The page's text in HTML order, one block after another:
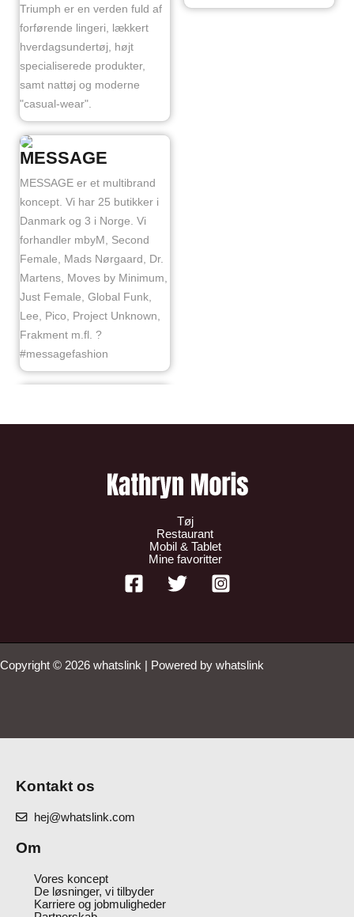
Triumph er en verden fuld af
forførende lingeri, lækkert
hverdagsundertøj, højt
specialiserede produkter,
samt nattøj og moderne
"casual-wear".
MESSAGE
MESSAGE er et multibrand
koncept. Vi har 25 butikker i
Danmark og 3 i Norge. Vi
forhandler mbyM, Second
Female, Mads Nørgaard, Dr.
Martens, Moves by Minimum,
Just Female, Global Funk,
Lee, Pico, Project Unknown,
Frakment m.fl. ?
#messagefashion
Tøj
Restaurant
Mobil & Tablet
Mine favoritter
Copyright © 2026 whatslink | Powered by whatslink
Kontakt os
hej@whatslink.com
Om
Vores koncept
De løsninger, vi tilbyder
Karriere og jobmuligheder